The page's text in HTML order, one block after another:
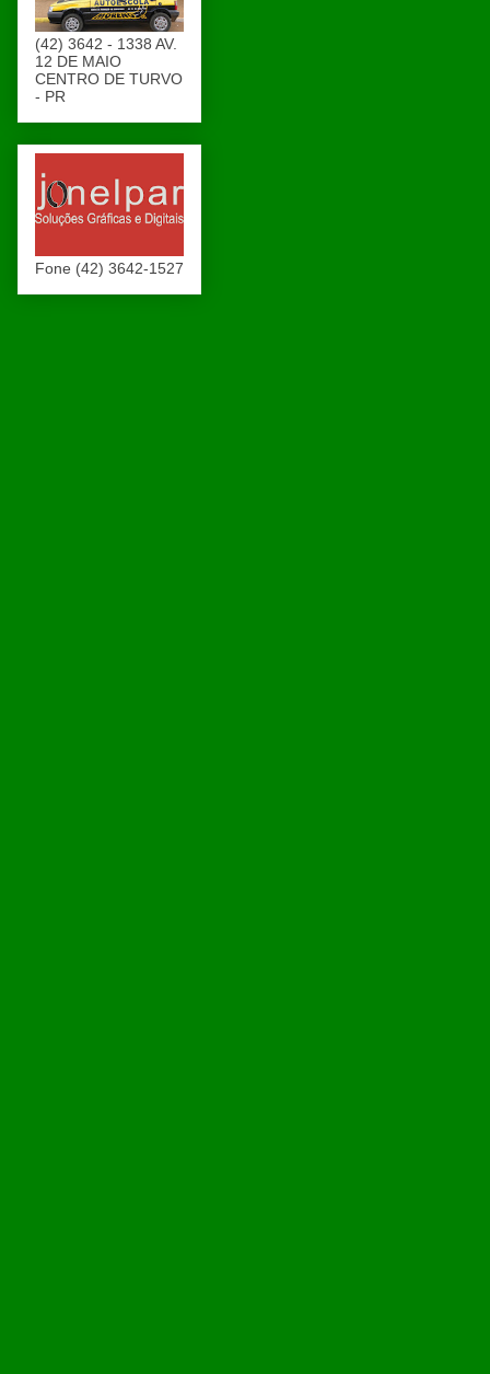
(42) 3642 - 1338 AV.
12 DE MAIO
CENTRO DE TURVO
- PR
Fone (42) 3642-1527